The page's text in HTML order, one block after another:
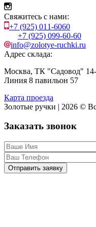
Свяжитесь с нами:
+7 (925) 011-6060
+7 (925) 099-60-60
info@zolotye-ruchki.ru
Адрес склада:
Москва, ТК "Садовод"
Линия 8 павильон 57
Карта проезда
Золотые ручки | 2026 ©
Заказать звонок
Отправить заявку